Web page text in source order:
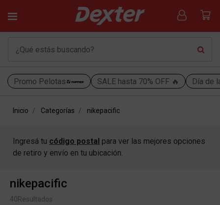
Promo Pelotas SALE hasta 70% OFF 🔥 Día de
Inicio Categorías nikepacific
Ingresá tu código postal para ver las mejores opciones
de retiro y envío en tu ubicación.
nikepacific
40Resultados